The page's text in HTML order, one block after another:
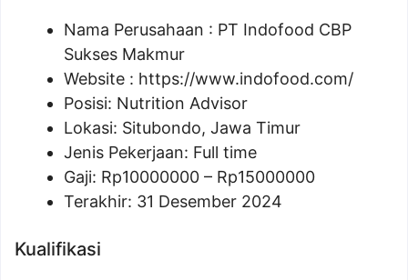
Nama Perusahaan : PT Indofood CBP
Sukses Makmur
Website : https://www.indofood.com/
Posisi: Nutrition Advisor
Lokasi: Situbondo, Jawa Timur
Jenis Pekerjaan: Full time
Gaji: Rp10000000 – Rp15000000
Terakhir: 31 Desember 2024
Kualifikasi